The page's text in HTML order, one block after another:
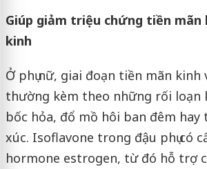
Giúp giảm triệu chứng tiền mãn
kinh
Ở phụ nữ, giai đoạn tiền mãn kinh
thường kèm theo những rối loạn
bốc hỏa, đổ mồ hôi ban đêm hay
xúc. Isoflavone trong đậu phụ có
hormone estrogen, từ đó hỗ trợ